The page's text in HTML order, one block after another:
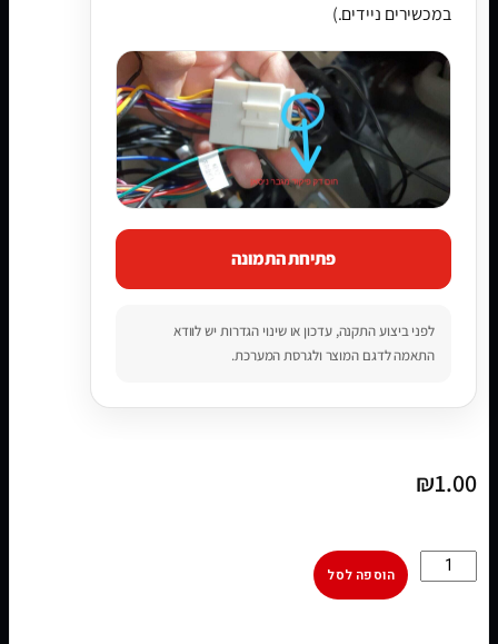
במכשירים ניידים.)
פתיחת התמונה
לפני ביצוע התקנה, עדכון או שינוי הגדרות יש לוודא
התאמה לדגם המוצר ולגרסת המערכת.
₪1.00
הוספה לסל